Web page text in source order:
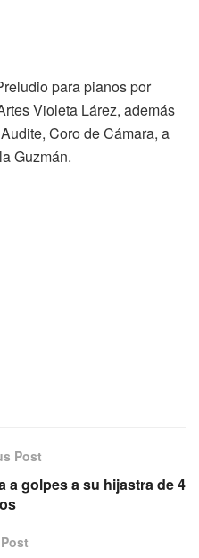
para pianos por
Violeta Lárez, además
Coro de Cámara, a
Guzmán.
Post
a golpes a su hijastra de 4